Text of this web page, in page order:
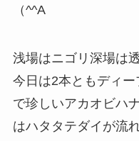
（^^A
浅場はニゴリ深場は
今日は2本ともディ
で珍しいアカオビハ
はハタタテダイが流